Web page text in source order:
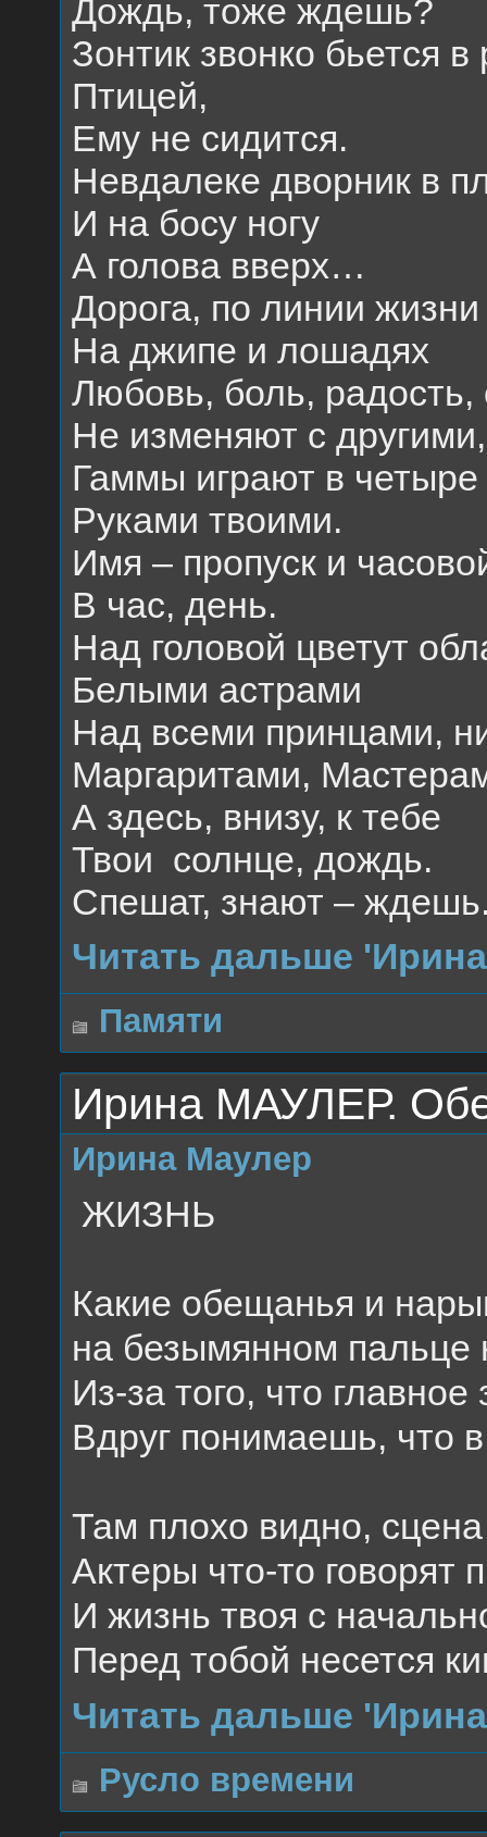
Дождь, тоже ждешь?
Зонтик звонко бьется в
Птицей,
Ему не сидится.
Невдалеке дворник в
И на босу ногу
А голова вверх…
Дорога, по линии жизни
На джипе и лошадях
Любовь, боль, радость,
Не изменяют с другими,
Гаммы играют в четыре
Руками твоими.
Имя – пропуск и
В час, день.
Над головой цветут
Белыми астрами
Над всеми принцами,
Маргаритами,
А здесь, внизу, к тебе
Твои солнце, дождь.
Спешат, знают –
Читать дальше
Памяти
Ирина МАУЛЕР.
Ирина Маулер
ЖИЗНЬ
Какие обещанья и
на безымянном пальце
Из-за того, что главное
Вдруг понимаешь, что
Там плохо видно,
Актеры что-то говорят
И жизнь твоя с
Перед тобой несется
Читать дальше
Русло времени